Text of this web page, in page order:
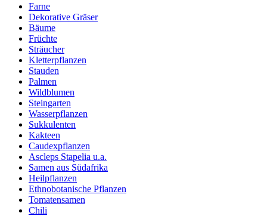
Farne
Dekorative Gräser
Bäume
Früchte
Sträucher
Kletterpflanzen
Stauden
Palmen
Wildblumen
Steingarten
Wasserpflanzen
Sukkulenten
Kakteen
Caudexpflanzen
Ascleps Stapelia u.a.
Samen aus Südafrika
Heilpflanzen
Ethnobotanische Pflanzen
Tomatensamen
Chili